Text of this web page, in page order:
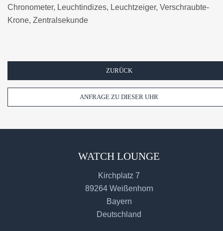
Chronometer, Leuchtindizes, Leuchtzeiger, Verschraubte-
Krone, Zentralsekunde
ZURÜCK
ANFRAGE ZU DIESER UHR
WATCH LOUNGE
Kirchplatz 7
89264 Weißenhorn
Bayern
Deutschland